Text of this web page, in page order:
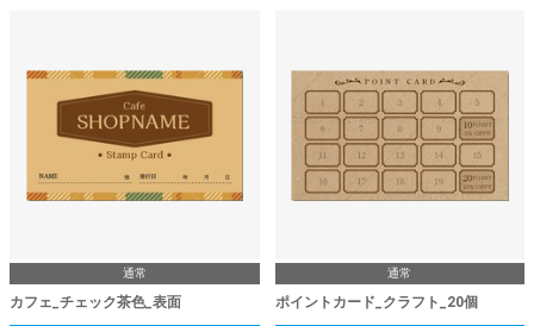
通常
カフェ_チェック茶色_表面
通常
ポイントカード_クラフト_20個